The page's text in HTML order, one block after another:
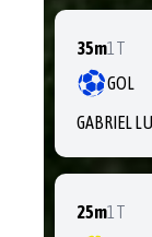
35m1T
GOL
GABRIEL
25m1T